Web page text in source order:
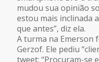
mudou sua opinião
estou mais inclinada
que antes”, diz ela.
A turma na Emerson
Gerzof. Ele pediu
tweet: “Procuram-se